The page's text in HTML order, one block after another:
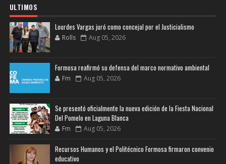
ULTIMOS
Lourdes Vargas juró como concejal por el Justicialismo
Rolls Aug 05, 2026
Formosa reafirmó su defensa del marco normativo ambiental
Fm Aug 05, 2026
Se presentó oficialmente la nueva edición de la Fiesta Nacional
Del Pomelo en Laguna Blanca
Fm Aug 05, 2026
Recursos Humanos y el Politécnico Formosa firmaron convenio
educativo